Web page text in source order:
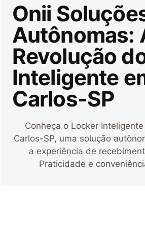
Onii
Autônomas:
Revolução
Inteligente
Carlos-SP
Conheça o Locker
Carlos-SP, uma solução
a experiência de
Praticidade e